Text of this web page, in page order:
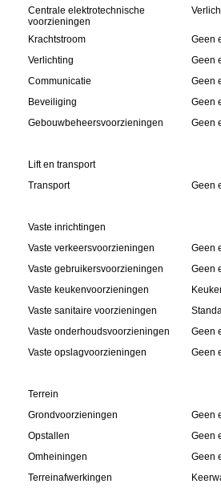
Centrale elektrotechnische
voorzieningen
Krachtstroom
Geen
Verlichting
Geen
Communicatie
Geen
Beveiliging
Geen
Gebouwbeheersvoorzieningen Geen
Lift en transport
Transport Geen
Vaste inrichtingen
Vaste verkeersvoorzieningen
Geen
Vaste gebruikersvoorzieningen
Geen
Vaste keukenvoorzieningen
Vaste sanitaire voorzieningen
Vaste onderhoudsvoorzieningen
Geen
Vaste opslagvoorzieningen Geen
Terrein
Grondvoorzieningen
Geen
Opstallen
Geen
Omheiningen
Geen
Terreinafwerkingen